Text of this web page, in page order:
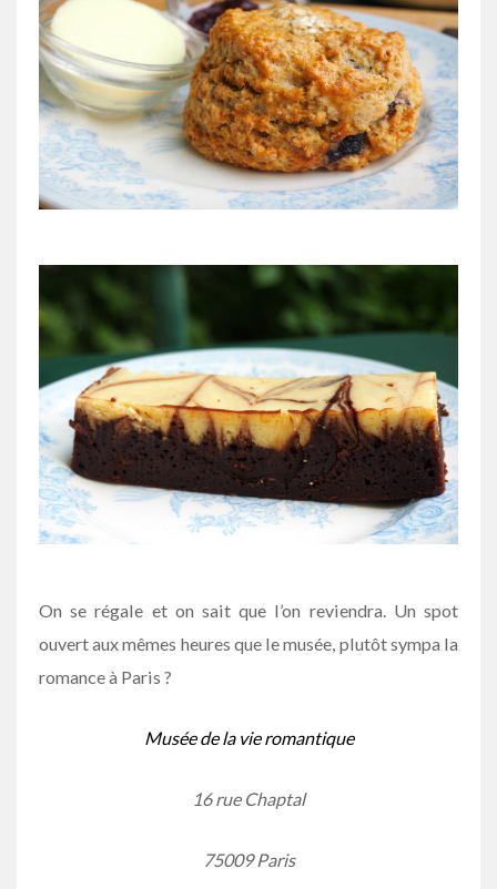
On se régale et on sait que l’on reviendra. Un spot
ouvert aux mêmes heures que le musée, plutôt sympa la
romance à Paris ?
Musée de la vie romantique
16 rue Chaptal
75009 Paris